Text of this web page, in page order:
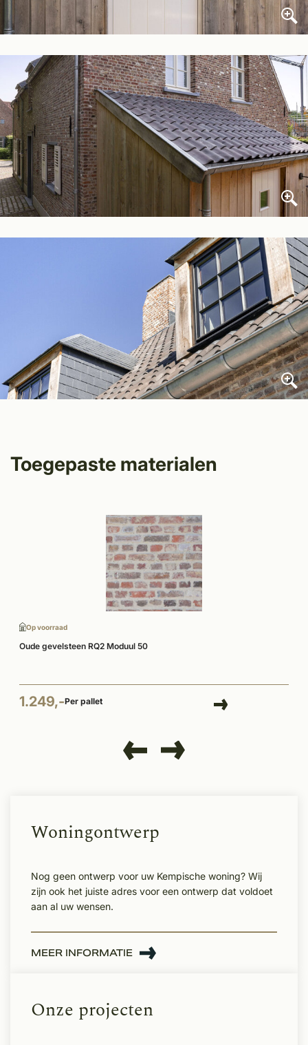
Toegepaste materialen
Op voorraad
Oude gevelsteen RQ2 Moduul 50
1.249,-Per pallet
Woningontwerp
Nog geen ontwerp voor uw Kempische woning? Wij
zijn ook het juiste adres voor een ontwerp dat voldoet
aan al uw wensen.
MEER INFORMATIE
Onze projecten